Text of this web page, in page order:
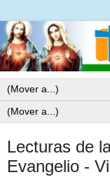
Lecturas de
Evangelio -